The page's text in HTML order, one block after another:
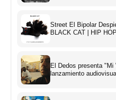
Street El Bipolar
BLACK CAT | HIP
El Dedos presenta
lanzamiento